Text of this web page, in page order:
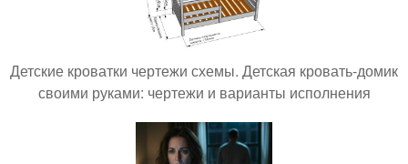
Детские кроватки чертежи схемы. Детская кровать-домик
своими руками: чертежи и варианты исполнения